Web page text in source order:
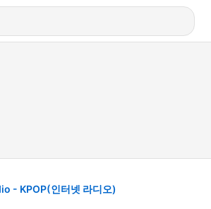
- KPOP(인터넷 라디오)